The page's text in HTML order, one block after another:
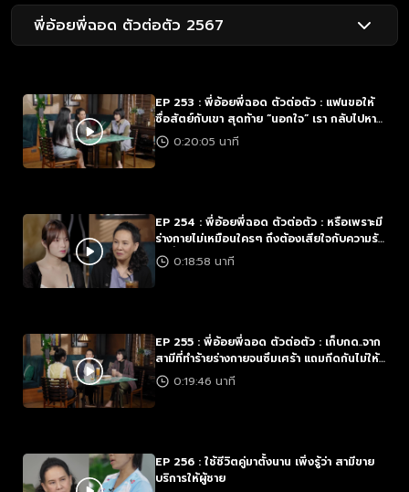
พี่อ้อยพี่ฉอด ตัวต่อตัว 2567
EP 253 : พี่อ้อยพี่ฉอด ตัวต่อตัว : แฟนขอให้
ซื่อสัตย์กับเขา สุดท้าย “นอกใจ” เรา กลับไปหา
แฟนเก่าซะเอง
0:20:05 นาที
EP 254 : พี่อ้อยพี่ฉอด ตัวต่อตัว : หรือเพราะมี
ร่างกายไม่เหมือนใครๆ ถึงต้องเสียใจกับความรัก
อยู่ซ้ำๆ0:18:58 นาที
EP 255 : พี่อ้อยพี่ฉอด ตัวต่อตัว : เก็บกด..จาก
สามีที่ทำร้ายร่างกายจนซึมเศร้า แถมกีดกันไม่ให้
เราเจอลูก
0:19:46 นาที
EP 256 : ใช้ชีวิตคู่มาตั้งนาน เพิ่งรู้ว่า สามีขาย
บริการให้ผู้ชาย